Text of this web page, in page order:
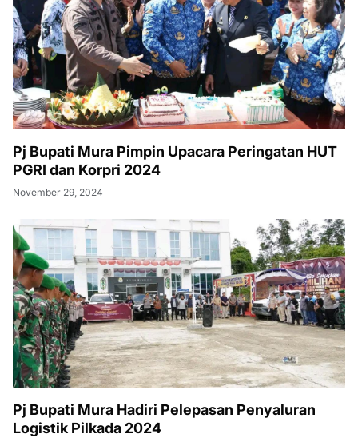
Pj Bupati Mura Pimpin Upacara Peringatan HUT
PGRI dan Korpri 2024
November 29, 2024
Pj Bupati Mura Hadiri Pelepasan Penyaluran
Logistik Pilkada 2024